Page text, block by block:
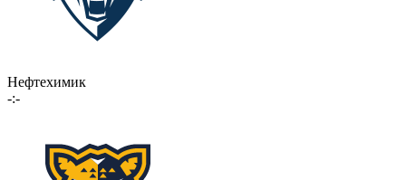
Нефтехимик
-:-